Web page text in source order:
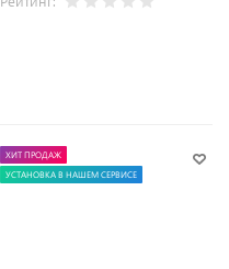
ХИТ ПРОДАЖ
УСТАНОВКА В НАШЕМ СЕРВИСЕ